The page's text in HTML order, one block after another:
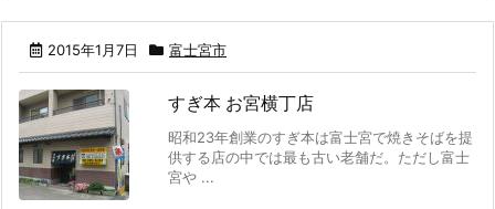
2015年1月7日 富士宮市
すぎ本 お宮横丁店
昭和23年創業のすぎ本は富士宮で焼きそばを提
供する店の中では最も古い老舗だ。ただし富士
宮や ...